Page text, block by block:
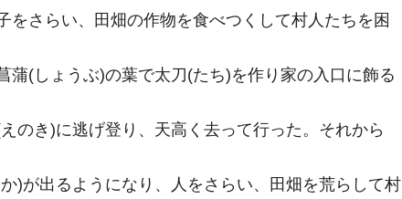
さらい、田畑の作物を食べつくして村人たちを困
(しょうぶ)の葉で太刀(たち)を作り家の入口に飾る
のき)に逃げ登り、天高く去って行った。それから
)が出るようになり、人をさらい、田畑を荒らして村